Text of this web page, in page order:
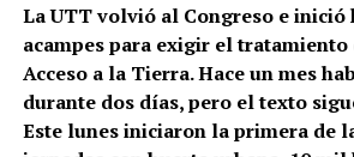
La UTT volvió al Congreso e inició
acampes para exigir el tratamiento
Acceso a la Tierra. Hace un mes
durante dos días, pero el texto
Este lunes iniciaron la primera de